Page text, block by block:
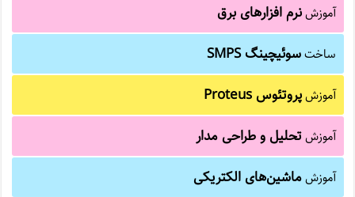
آموزشنرم افزارهای برق
ساختسوئیچینگ SMPS
آموزشپروتئوس Proteus
آموزشتحلیل و طراحی مدار
آموزشماشین‌های الکتریکی